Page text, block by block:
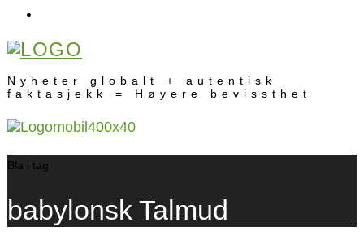
Nyheter globalt + autentisk
faktasjekk = Høyere bevissthet
Bla i tag
babylonsk Talmud